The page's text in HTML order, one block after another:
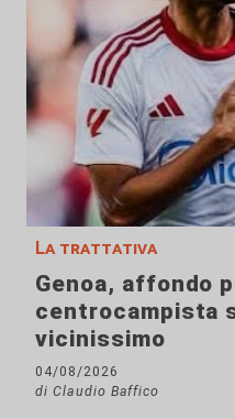
La trattativa
Genoa, affondo
centrocampista
vicinissimo
04/08/2026
di Claudio Baffico